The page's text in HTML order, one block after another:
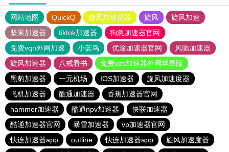
网站地图 QuickQ 旋风加速度器 旋风
旋风加速
坚果加速器
tiktok加速器
狗急加速器官网
免费vqn外网加速
小蓝鸟 优途加速器官网
风驰加速器
旋风加速器
八戒看书
免费vps加速器外网苹果版
黑豹加速器
一元机场 IOS加速器
旋风加速度器
飞机加速器
酷通加速器
香蕉加速器官网
hammer加速器
酷通npv加速器
快联加速器
酷通加速器官网
暴雪加速器
vp加速器官网
快连加速器app
outline 快连加速器app
旋风加速度器